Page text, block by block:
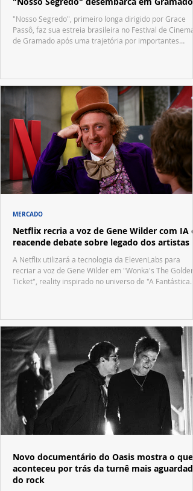
"Nosso Segredo", primeiro longa dirigido por Grace
Passô, faz sua estreia brasileira no Festival de Cinema
de Gramado após uma trajetória por importantes
Netflix recria a voz de Gene Wilder com IA e
reacende debate sobre legado dos artistas
A Netflix utilizará a tecnologia da ElevenLabs para
recriar a voz de Gene Wilder em "Wonka's The Golden
Ticket", reality inspirado no universo de "A Fantástica
MERCADO
Novo documentário do Oasis mostra o que
aconteceu por trás da turnê mais aguardada
do rock